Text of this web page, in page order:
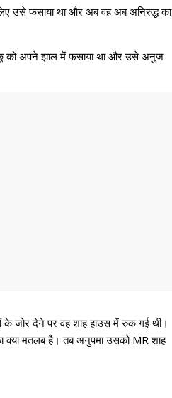
उसे फसाया था और अब वह अब अनिरुद्ध का
को अपने झाल में फसाया था और उसे अनुज
जोर देने पर वह शाह हाउस में रुक गई थी।
मतलब है। तब अनुपमा उसको MR शाह